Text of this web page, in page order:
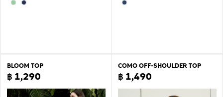
BLOOM TOP
฿ 1,290
COMO OFF-SHOULDER TOP
฿ 1,490